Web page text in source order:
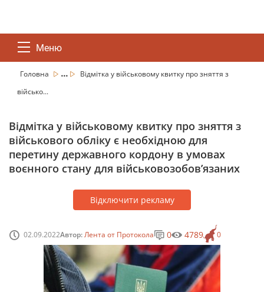
Меню
Головна ...
Відмітка у військовому квитку про зняття з
військо...
Відмітка у військовому квитку про зняття з
військового обліку є необхідною для
перетину державного кордону в умовах
воєнного стану для військовозобов’язаних
Відключити рекламу
02.09.2022Автор:Лента от Протокола 0
0 4789